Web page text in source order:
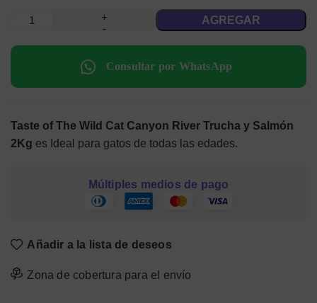
AGREGAR
Consultar por WhatsApp
Taste of The Wild Cat Canyon River Trucha y Salmón
2Kg es Ideal para gatos de todas las edades.
Múltiples medios de pago
Añadir a la lista de deseos
Zona de cobertura para el envío